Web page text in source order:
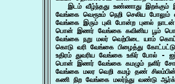
இடம் வீழ்ந்தது உண்ணாது இறக்கும்
வேங்கை வெரூஉம் நெறி செலிய போலும்
வேங்கை இரும் புலி போன்ற புனல்
பொன் இணர் வேங்கை கவினிய பூம்
வேங்கை நறு மலர் வெற்பிடை யாம்
கொடு வரி வேங்கை பிழைத்து
உதிரம் துவரிய வேங்கை உகிர் போல் -
பொன் இணர் வேங்கை கமழும் நளிர்
வேங்கை மலர வெறி கமழ் தண்
கணி நிற வேங்கை மலர்ந்து வண்டு